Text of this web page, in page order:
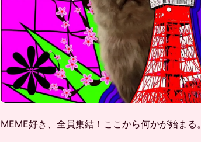
MEME好き、全員集結！ここから何かが始まる。